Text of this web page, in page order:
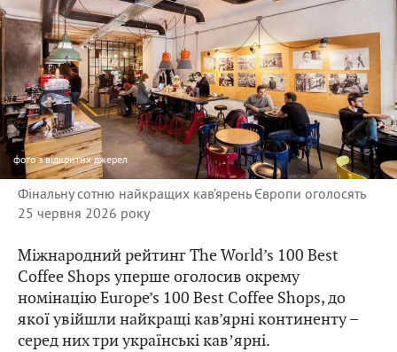
фотоз відкритих джерел
Фінальну сотню найкращих кав’ярень Європи оголосять
25 червня 2026 року
Міжнародний рейтинг The World’s 100 Best
Coffee Shops уперше оголосив окрему
номінацію Europe’s 100 Best Coffee Shops, до
якої увійшли найкращі кав’ярні континенту –
cеред них три українські кавʼярні.